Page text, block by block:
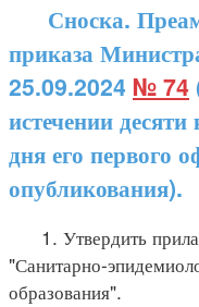
Сноска.
приказа
25.09.2024 № 74
истечении
дня его первого
опубликования).
1. Утвердить
"Санитарно-
образования".